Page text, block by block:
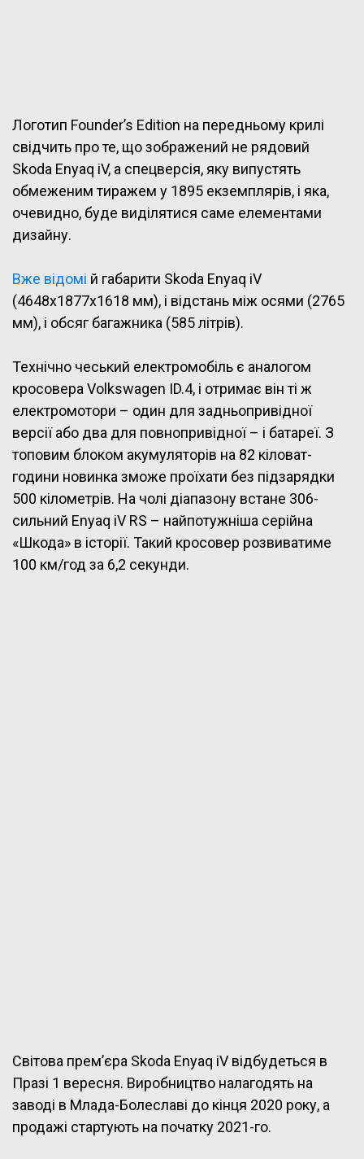
Логотип Founder’s Edition на передньому крилі
свідчить про те, що зображений не рядовий
Skoda Enyaq iV, а спецверсія, яку випустять
обмеженим тиражем у 1895 екземплярів, і яка,
очевидно, буде виділятися саме елементами
дизайну.
Вже відомі й габарити Skoda Enyaq iV
(4648x1877x1618 мм), і відстань між осями (2765
мм), і обсяг багажника (585 літрів).
Технічно чеський електромобіль є аналогом
кросовера Volkswagen ID.4, і отримає він ті ж
електромотори – один для задньопривідної
версії або два для повнопривідної – і батареї. З
топовим блоком акумуляторів на 82 кіловат-
години новинка зможе проїхати без підзарядки
500 кілометрів. На чолі діапазону встане 306-
сильний Enyaq iV RS – найпотужніша серійна
«Шкода» в історії. Такий кросовер розвиватиме
100 км/год за 6,2 секунди.
Світова прем’єра Skoda Enyaq iV відбудеться в
Празі 1 вересня. Виробництво налагодять на
заводі в Млада-Болеславі до кінця 2020 року, а
продажі стартують на початку 2021-го.